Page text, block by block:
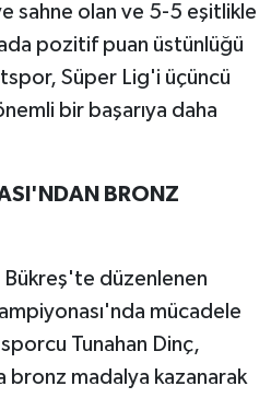
sahne olan ve 5-5 eşitlikle
pozitif puan üstünlüğü
Süper Lig'i üçüncü
bir başarıya daha
BRONZ
Bükreş'te düzenlenen
mücadele
Tunahan Dinç,
bronz madalya kazanarak